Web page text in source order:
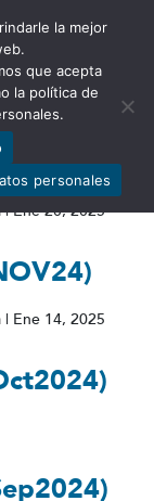
|Ene 20, 2025
| Ene 14, 2025
la mejor
que acepta
la política de
personales